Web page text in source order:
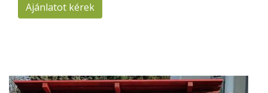
Ajánlatot kérek